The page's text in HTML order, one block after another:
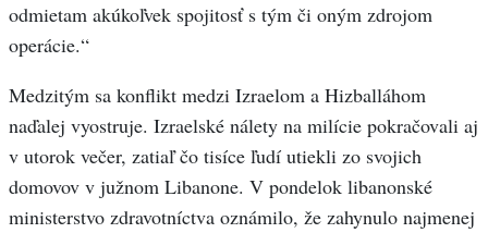
odmietam akúkoľvek spojitosť s tým či oným zdrojom
operácie.“
Medzitým sa konflikt medzi Izraelom a Hizballáhom
naďalej vyostruje. Izraelské nálety na milície pokračovali aj
v utorok večer, zatiaľ čo tisíce ľudí utiekli zo svojich
domovov v južnom Libanone. V pondelok libanonské
ministerstvo zdravotníctva oznámilo, že zahynulo najmenej